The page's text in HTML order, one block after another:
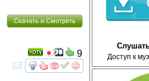
Доступ к
Скачать и Смотреть
смотретьинтересует
9